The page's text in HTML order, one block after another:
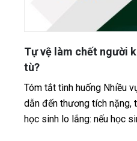
Tự vệ làm chết người
tù?
Tóm tắt tình huống Nhiều
dẫn đến thương tích nặng,
học sinh lo lắng: nếu học